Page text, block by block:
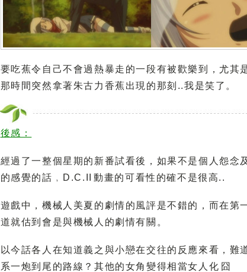
要吃蕉令自己不會過熱暴走的一段有被歡樂到，尤其
那時間突然拿著朱古力香蕉出現的那刻..我是笑了。
後感：
經過了一整個星期的新番試看後，如果不是個人怨念
的感覺的話﹐D.C.II 動畫的可看性的確不是很高..
遊戲中，機械人美夏的劇情的風評是不錯的，而在第
道就估到會是與機械人的劇情有關。
以今話各人在知道義之與小戀在交往的反應來看，難
系一炮到尾的路線？其他的女角變得相當女人化 囧